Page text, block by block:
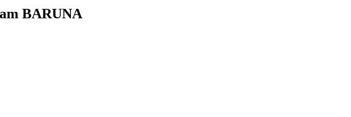
BARUNA